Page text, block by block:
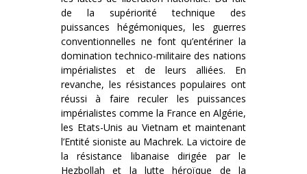
de la supériorité technique des
puissances hégémoniques, les guerres
conventionnelles ne font qu’entériner la
domination technico-militaire des nations
impérialistes et de leurs alliées. En
revanche, les résistances populaires ont
réussi à faire reculer les puissances
impérialistes comme la France en Algérie,
les Etats-Unis au Vietnam et maintenant
l’Entité sioniste au Machrek. La victoire de
la résistance libanaise dirigée par le
Hezbollah et la lutte héroïque de la